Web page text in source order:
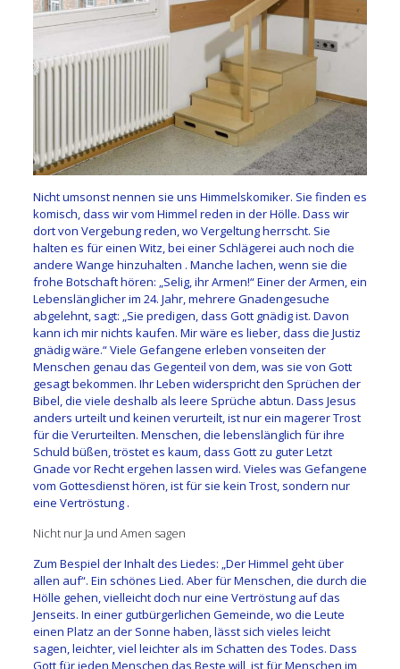
Nicht umsonst nennen sie uns Himmelskomiker. Sie finden es
komisch, dass wir vom Himmel reden in der Hölle. Dass wir
dort von Vergebung reden, wo Vergeltung herrscht. Sie
halten es für einen Witz, bei einer Schlägerei auch noch die
andere Wange hinzuhalten . Manche lachen, wenn sie die
frohe Botschaft hören: „Selig, ihr Armen!“ Einer der Armen, ein
Lebenslänglicher im 24. Jahr, mehrere Gnadengesuche
abgelehnt, sagt: „Sie predigen, dass Gott gnädig ist. Davon
kann ich mir nichts kaufen. Mir wäre es lieber, dass die Justiz
gnädig wäre.“ Viele Gefangene erleben vonseiten der
Menschen genau das Gegenteil von dem, was sie von Gott
gesagt bekommen. Ihr Leben widerspricht den Sprüchen der
Bibel, die viele deshalb als leere Sprüche abtun. Dass Jesus
anders urteilt und keinen verurteilt, ist nur ein magerer Trost
für die Verurteilten. Menschen, die lebenslänglich für ihre
Schuld büßen, tröstet es kaum, dass Gott zu guter Letzt
Gnade vor Recht ergehen lassen wird. Vieles was Gefangene
vom Gottesdienst hören, ist für sie kein Trost, sondern nur
eine Vertröstung .
Nicht nur Ja und Amen sagen
Zum Bespiel der Inhalt des Liedes: „Der Himmel geht über
allen auf“. Ein schönes Lied. Aber für Menschen, die durch die
Hölle gehen, vielleicht doch nur eine Vertröstung auf das
Jenseits. In einer gutbürgerlichen Gemeinde, wo die Leute
einen Platz an der Sonne haben, lässt sich vieles leicht
sagen, leichter, viel leichter als im Schatten des Todes. Dass
Gott für jeden Menschen das Beste will, ist für Menschen im